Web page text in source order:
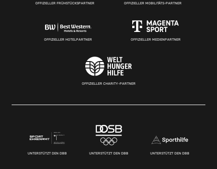
OFFIZIELLER FRÜHSTÜCKSPARTNER OFFIZIELLER MOBILITÄTS-PARTNER
OFFIZIELLER HOTELPARTNER OFFIZIELLER MEDIENPARTNER
OFFIZIELLER CHARITY-PARTNER
UNTERSTÜTZT DEN DBB UNTERSTÜTZT DEN DBB UNTERSTÜTZT DEN DBB